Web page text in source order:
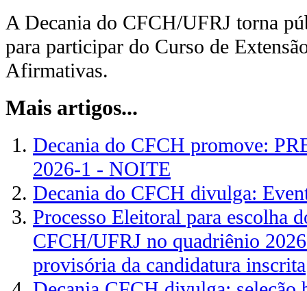
A Decania do CFCH/UFRJ torna
para participar do Curso de
Afirmativas.
Mais artigos...
Decania do CFCH promove:
2026-1 - NOITE
Decania do CFCH divulga:
Processo Eleitoral para escolha
CFCH/UFRJ no quadriênio
provisória da candidatura inscrita